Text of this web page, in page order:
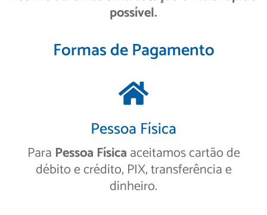
possível.
Formas de Pagamento
Pessoa Física
Para Pessoa Físicaaceitamos cartão de
débito e crédito, PIX, transferência e
dinheiro.